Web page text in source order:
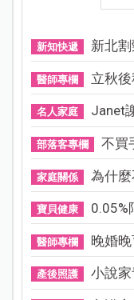
新知快遞 新北
醫師專欄 立秋
名人家庭 Janet
部落客專欄 不買
家庭關係 為什
寶貝健康 0.05%
醫師專欄 晚婚
產後照護 小說